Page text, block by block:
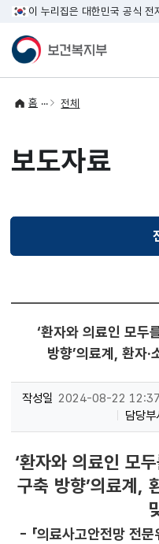
이 누리집은 대한민국 공식 전
홈 전체
보도자료
‘환자와 의료인 모두
방향’의료계, 환자
작성일 2024-08-22 12:37
담당부
‘환자와 의료인 모
구축 방향’의료계,
- 「의료사고안전망 전문